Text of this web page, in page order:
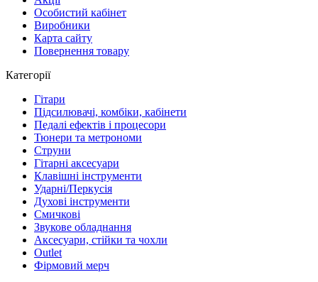
Особистий кабінет
Виробники
Карта сайту
Повернення товару
Категорії
Гітари
Підсилювачі, комбіки, кабінети
Педалі ефектів і процесори
Тюнери та метрономи
Струни
Гітарні аксесуари
Клавішні інструменти
Ударні/Перкусія
Духові інструменти
Смичкові
Звукове обладнання
Аксесуари, стійки та чохли
Outlet
Фірмовий мерч